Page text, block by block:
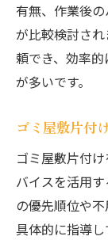
有無、作業後
が比較検討さ
頼でき、効率
が多いです。
ゴミ屋敷片付
ゴミ屋敷片付
バイスを活用
の優先順位や
具体的に指導